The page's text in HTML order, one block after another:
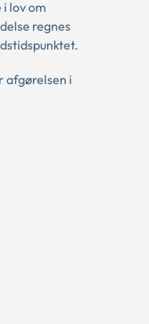
lov om
regnes
afgørelsen i